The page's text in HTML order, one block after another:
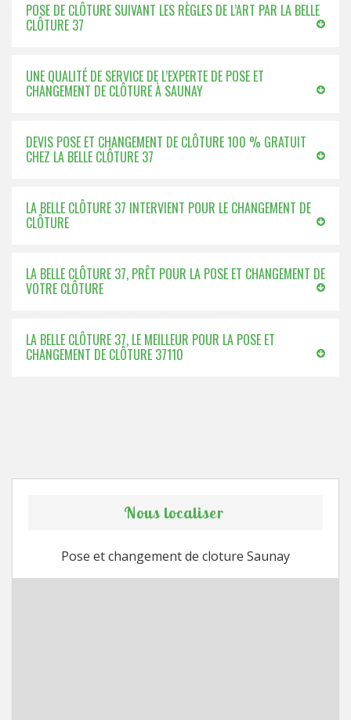
POSE DE CLÔTURE SUIVANT LES RÈGLES DE L’ART PAR LA BELLE
CLÔTURE 37
UNE QUALITÉ DE SERVICE DE L’EXPERTE DE POSE ET
CHANGEMENT DE CLÔTURE À SAUNAY
DEVIS POSE ET CHANGEMENT DE CLÔTURE 100 % GRATUIT
CHEZ LA BELLE CLÔTURE 37
LA BELLE CLÔTURE 37 INTERVIENT POUR LE CHANGEMENT DE
CLÔTURE
LA BELLE CLÔTURE 37, PRÊT POUR LA POSE ET CHANGEMENT DE
VOTRE CLÔTURE
LA BELLE CLÔTURE 37, LE MEILLEUR POUR LA POSE ET
CHANGEMENT DE CLÔTURE 37110
Nous localiser
Pose et changement de cloture Saunay